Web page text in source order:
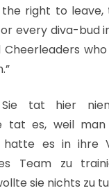
right to leave,
every diva-bud
Cheerleaders
Sie tat hier
tat es, weil
es in ihre
Team zu
sie nichts zu